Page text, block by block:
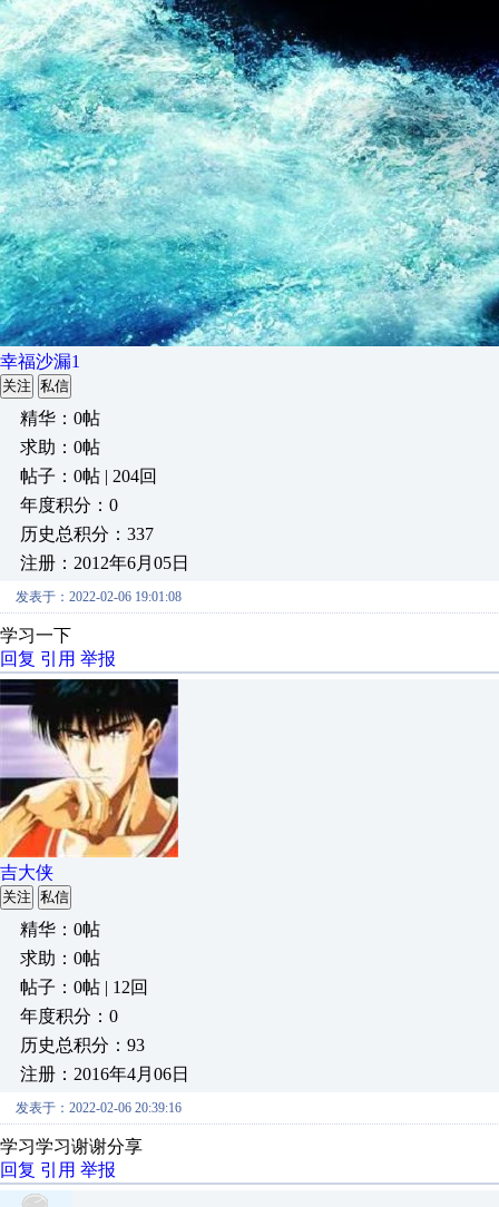
幸福沙漏1
关注 私信
精华：0帖
求助：0帖
帖子：0帖 | 204回
年度积分：0
历史总积分：337
注册：2012年6月05日
发表于：2022-02-06 19:01:08
学习一下
回复 引用 举报
吉大侠
关注 私信
精华：0帖
求助：0帖
帖子：0帖 | 12回
年度积分：0
历史总积分：93
注册：2016年4月06日
发表于：2022-02-06 20:39:16
学习学习谢谢分享
回复 引用 举报